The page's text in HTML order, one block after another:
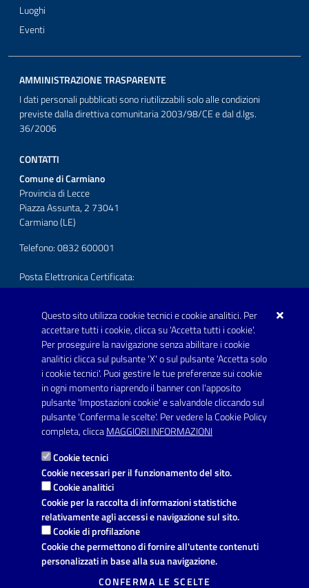
Questo sito utilizza cookie tecnici e cookie analitici. Per
accettare tutti i cookie, clicca su 'Accetta tutti i cookie'.
Per proseguire la navigazione senza abilitare i cookie
analitici clicca sul pulsante 'X' o sul pulsante 'Accetta solo
i cookie tecnici'. Puoi gestire le tue preferenze sui cookie
in ogni momento riaprendo il banner con l'apposito
pulsante 'Impostazioni cookie' e salvandole cliccando sul
pulsante 'Conferma le scelte'. Per vedere la Cookie Policy
completa, cliccaMAGGIORI INFORMAZIONI
Cookie tecnici
Cookie necessari per il funzionamento del sito.
Cookie analitici
Cookie per la raccolta di informazioni statistiche
relativamente agli accessi e navigazione sul sito.
Cookie di profilazione
Cookie che permettono di fornire all'utente contenuti
personalizzati in base alla sua navigazione.
CONFERMA LE SCELTE
Luoghi
Eventi
AMMINISTRAZIONE TRASPARENTE
I dati personali pubblicati sono riutilizzabili solo alle condizioni
previste dalla direttiva comunitaria 2003/98/CE e dal d.lgs.
36/2006
CONTATTI
Comune di Carmiano
Provincia di Lecce
Piazza Assunta, 2 73041
Carmiano (LE)
Telefono: 0832 600001
Posta Elettronica Certificata:
protocollo.comunecarmiano@pec.rupar.puglia.it
URP - Ufficio Relazioni con il Pubblico
SEGUICI SU
Youtube
Link utili
Informativa privacy
Dichiarazione di accessibilità
Note legali
Domande frequenti
Richiesta di assistenza
Segnalazione disservizio